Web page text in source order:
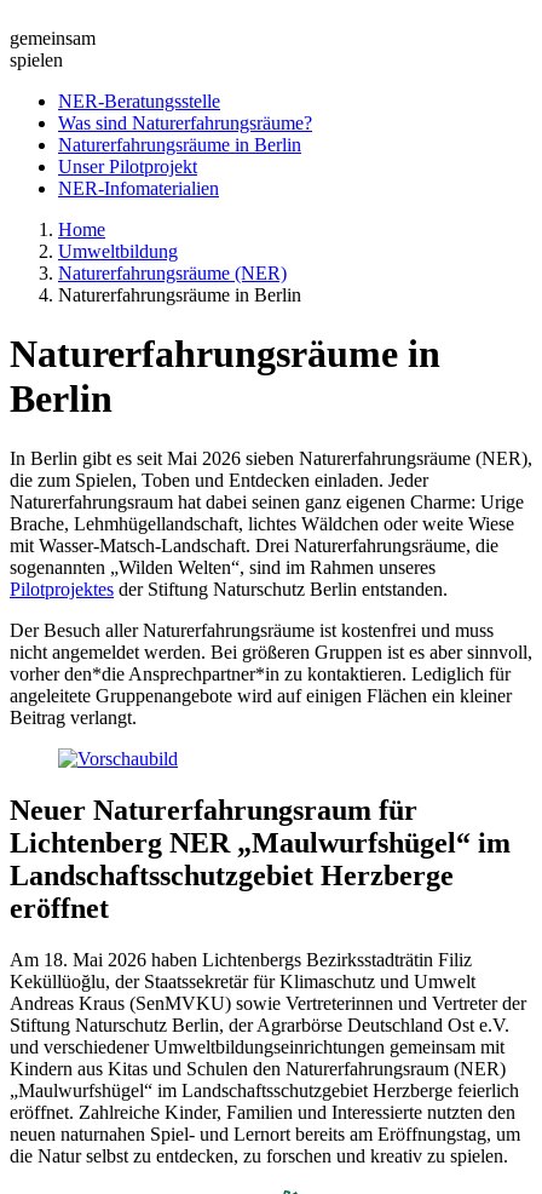
gemeinsam
spielen
NER-Beratungsstelle
Was sind Naturerfahrungsräume?
Naturerfahrungsräume in Berlin
Unser Pilotprojekt
NER-Infomaterialien
Home
Umweltbildung
Naturerfahrungsräume (NER)
Naturerfahrungsräume in Berlin
Naturerfahrungsräume in
Berlin
In Berlin gibt es seit Mai 2026 sieben Naturerfahrungsräume (NER),
die zum Spielen, Toben und Entdecken einladen. Jeder
Naturerfahrungsraum hat dabei seinen ganz eigenen Charme: Urige
Brache, Lehmhügellandschaft, lichtes Wäldchen oder weite Wiese
mit Wasser-Matsch-Landschaft. Drei Naturerfahrungsräume, die
sogenannten „Wilden Welten“, sind im Rahmen unseres
Pilotprojektes der Stiftung Naturschutz Berlin entstanden.
Der Besuch aller Naturerfahrungsräume ist kostenfrei und muss
nicht angemeldet werden. Bei größeren Gruppen ist es aber sinnvoll,
vorher den*die Ansprechpartner*in zu kontaktieren. Lediglich für
angeleitete Gruppenangebote wird auf einigen Flächen ein kleiner
Beitrag verlangt.
Neuer Naturerfahrungsraum für
Lichtenberg NER „Maulwurfshügel“ im
Landschaftsschutzgebiet Herzberge
eröffnet
Am 18. Mai 2026 haben Lichtenbergs Bezirksstadträtin Filiz
Keküllüoğlu, der Staatssekretär für Klimaschutz und Umwelt
Andreas Kraus (SenMVKU) sowie Vertreterinnen und Vertreter der
Stiftung Naturschutz Berlin, der Agrarbörse Deutschland Ost e.V.
und verschiedener Umweltbildungseinrichtungen gemeinsam mit
Kindern aus Kitas und Schulen den Naturerfahrungsraum (NER)
„Maulwurfshügel“ im Landschaftsschutzgebiet Herzberge feierlich
eröffnet. Zahlreiche Kinder, Familien und Interessierte nutzten den
neuen naturnahen Spiel- und Lernort bereits am Eröffnungstag, um
die Natur selbst zu entdecken, zu forschen und kreativ zu spielen.